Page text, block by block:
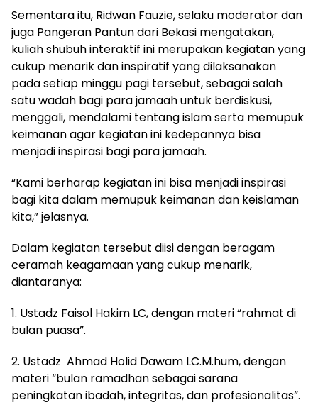
Sementara itu, Ridwan Fauzie, selaku moderator dan
juga Pangeran Pantun dari Bekasi mengatakan,
kuliah shubuh interaktif ini merupakan kegiatan yang
cukup menarik dan inspiratif yang dilaksanakan
pada setiap minggu pagi tersebut, sebagai salah
satu wadah bagi para jamaah untuk berdiskusi,
menggali, mendalami tentang islam serta memupuk
keimanan agar kegiatan ini kedepannya bisa
menjadi inspirasi bagi para jamaah.
“Kami berharap kegiatan ini bisa menjadi inspirasi
bagi kita dalam memupuk keimanan dan keislaman
kita,” jelasnya.
Dalam kegiatan tersebut diisi dengan beragam
ceramah keagamaan yang cukup menarik,
diantaranya:
1. Ustadz Faisol Hakim LC, dengan materi “rahmat di
bulan puasa”.
2. Ustadz Ahmad Holid Dawam LC.M.hum, dengan
materi “bulan ramadhan sebagai sarana
peningkatan ibadah, integritas, dan profesionalitas”.